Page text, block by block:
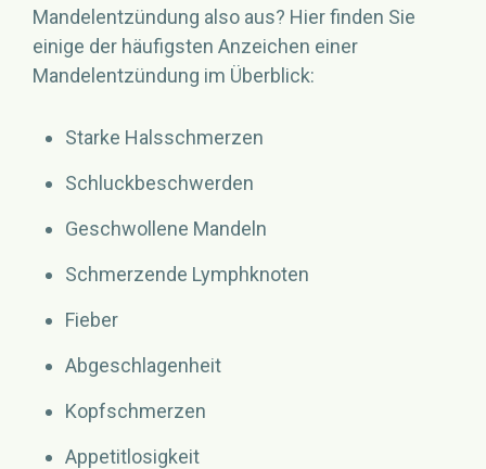
Mandelentzündung also aus? Hier finden Sie
einige der häufigsten Anzeichen einer
Mandelentzündung im Überblick:
Starke Halsschmerzen
Schluckbeschwerden
Geschwollene Mandeln
Schmerzende Lymphknoten
Fieber
Abgeschlagenheit
Kopfschmerzen
Appetitlosigkeit